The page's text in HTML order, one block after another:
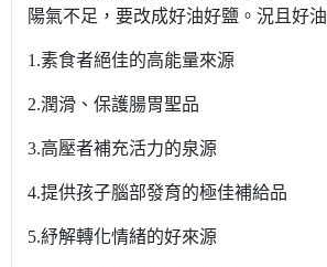
陽氣不足，要改成好油好鹽。況且好
1.素食者絕佳的高能量來源
2.潤滑、保護腸胃聖品
3.高壓者補充活力的泉源
4.提供孩子腦部發育的極佳補給品
5.紓解轉化情緒的好來源